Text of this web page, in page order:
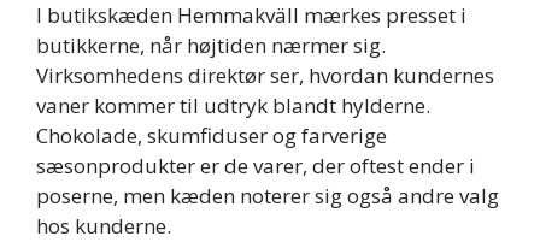
I butikskæden Hemmakväll mærkes presset i
butikkerne, når højtiden nærmer sig.
Virksomhedens direktør ser, hvordan kundernes
vaner kommer til udtryk blandt hylderne.
Chokolade, skumfiduser og farverige
sæsonprodukter er de varer, der oftest ender i
poserne, men kæden noterer sig også andre valg
hos kunderne.